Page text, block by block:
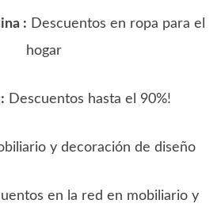
: Descuentos en ropa para el
hogar
Descuentos hasta el 90%!
y decoración de diseño
en la red en mobiliario y